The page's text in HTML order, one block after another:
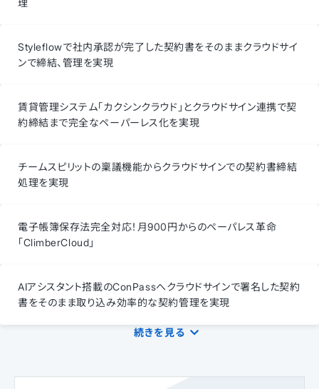
理
Styleflowで社内承認が完了した契約書をそのままクラウドサイ
ンで締結、管理を実現
賃貸管理システム「カクシンクラウド」とクラウドサイン連携で契
約締結まで完全なペーパーレス化を実現
チームスピリットの稟議機能からクラウドサインでの契約書締結
処理を実現
電子帳簿保存法完全対応！月900円からのペーパレス革命
「ClimberCloud」
AIアシスタント搭載のConPassへクラウドサインで署名した契約
書をそのまま取り込み効率的な契約管理を実現
続きを見る